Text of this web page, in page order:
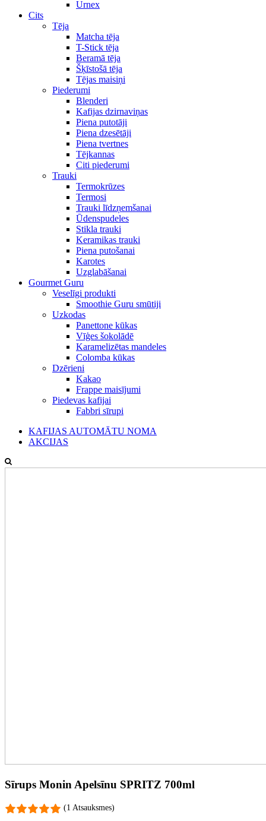
Urnex
Cits
Tēja
Matcha tēja
T-Stick tēja
Beramā tēja
Šķīstošā tēja
Tējas maisiņi
Piederumi
Blenderi
Kafijas dzirnaviņas
Piena putotāji
Piena dzesētāji
Piena tvertnes
Tējkannas
Citi piederumi
Trauki
Termokrūzes
Termosi
Trauki līdzņemšanai
Ūdenspudeles
Stikla trauki
Keramikas trauki
Piena putošanai
Karotes
Uzglabāšanai
Gourmet Guru
Veselīgi produkti
Smoothie Guru smūtiji
Uzkodas
Panettone kūkas
Vīģes šokolādē
Karamelizētas mandeles
Colomba kūkas
Dzērieni
Kakao
Frappe maisījumi
Piedevas kafijai
Fabbri sīrupi
KAFIJAS AUTOMĀTU NOMA
AKCIJAS
Sīrups Monin Apelsīnu SPRITZ 700ml
(1 Atsauksmes)